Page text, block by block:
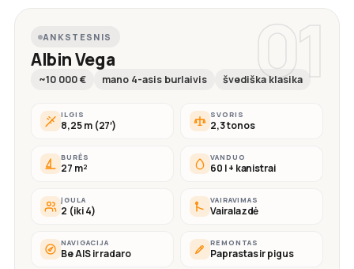
01
ANKSTESNIS
Albin Vega
~10 000 € mano 4-asis burlaivis švediška klasika
ILGIS
8,25 m (27′)
SVORIS
2,3 tonos
BURĖS
27 m²
VANDUO
60 l + kanistrai
ĮGULA
2 (iki 4)
VAIRAVIMAS
Vairalazdė
NAVIGACIJA
Be AIS ir radaro
REMONTAS
Paprastas ir pigus